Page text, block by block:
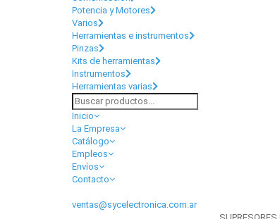
Potencia y Motores
Varios
Herramientas e instrumentos
Pinzas
Kits de herramientas
Instrumentos
Herramientas varias
Inicio
La Empresa
Catálogo
Empleos
Envíos
Contacto
ventas@sycelectronica.com.ar